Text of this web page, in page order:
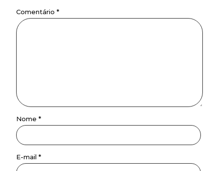
Comentário *
Nome *
E-mail *